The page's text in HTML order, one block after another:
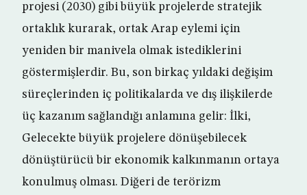
projesi (2030) gibi büyük projelerde stratejik
ortaklık kurarak, ortak Arap eylemi için
yeniden bir manivela olmak istediklerini
göstermişlerdir. Bu, son birkaç yıldaki değişim
süreçlerinden iç politikalarda ve dış ilişkilerde
üç kazanım sağlandığı anlamına gelir: İlki,
Gelecekte büyük projelere dönüşebilecek
dönüştürücü bir ekonomik kalkınmanın ortaya
konulmuş olması. Diğeri de terörizm